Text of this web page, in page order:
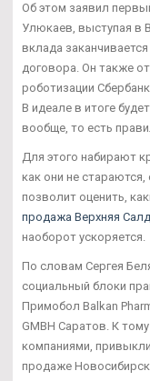
Об этом заявил
Улюкаев, выступая в
вклада
договора. Он также
роботизации
В идеале в итоге
вообще, то есть
Для этого набирают
как они не стараются,
позволит оценить,
продажа Верхняя
наоборот ускоряется.
По словам Сергея
социальный блоки
Примобол Balkan
GMBH Саратов. К
компаниями,
продаже